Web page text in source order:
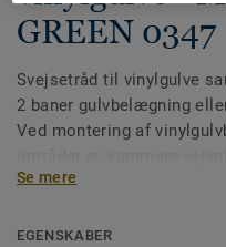
GREEN 0347
Svejsetråd til vinylgulve
2 baner gulvbelægning
Ved montering af
vandtæt montering men
lettere at rengøre, da det
Se mere
EGENSKABER